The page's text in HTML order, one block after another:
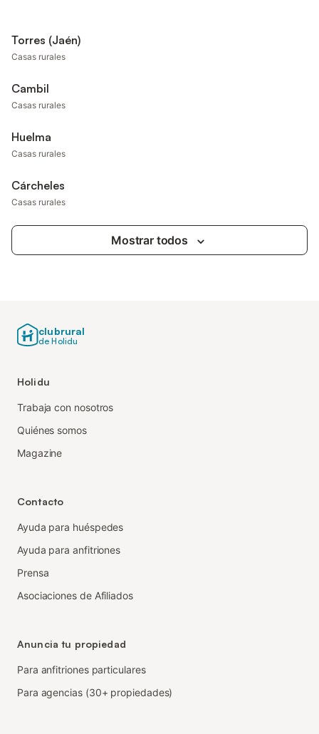
Torres (Jaén)
Casas rurales
Cambil
Casas rurales
Huelma
Casas rurales
Cárcheles
Casas rurales
Mostrar todos
clubrural
de Holidu
Holidu
Trabaja con nosotros
Quiénes somos
Magazine
Contacto
Ayuda para huéspedes
Ayuda para anfitriones
Prensa
Asociaciones de Afiliados
Anuncia tu propiedad
Para anfitriones particulares
Para agencias (30+ propiedades)